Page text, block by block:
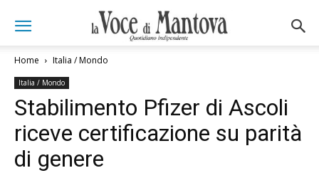
Home Italia / Mondo
Italia / Mondo
Stabilimento Pfizer di Ascoli
riceve certificazione su parità
di genere